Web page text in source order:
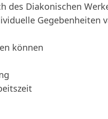
Diakonischen
Gegebenheiten
können